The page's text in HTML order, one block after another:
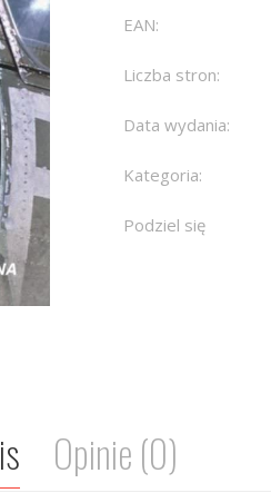
EAN:
Liczba stron:
Data wydania:
Kategoria:
Podziel się
Opinie (0)